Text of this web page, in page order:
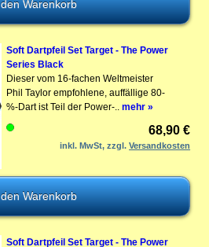
Soft Dartpfeil Set Target - The Power
Series Black
Dieser vom 16-fachen Weltmeister
Phil Taylor empfohlene, auffällige 80-
%-Dart ist Teil der Power-.. mehr »
68,90 €
inkl. MwSt, zzgl.Versandkosten
Soft Dartpfeil Set Target - The Power